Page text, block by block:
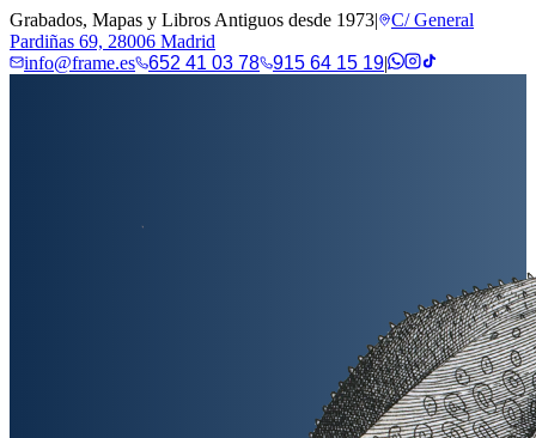
Grabados, Mapas y Libros Antiguos desde 1973|
C/ General
Pardiñas 69, 28006 Madrid
info@frame.es
652 41 03 78 915 64 15 19|